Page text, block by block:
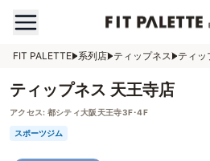
FIT PALETTE 系列店 ティップネス ティッ
ティップネス 天王寺店
アクセス: 都シティ大阪天王寺3F･4F
スポーツジム